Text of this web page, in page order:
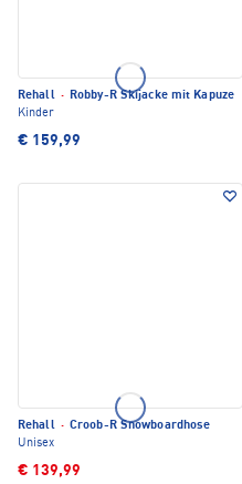
Rehall · Robby-R Skijacke mit Kapuze
Kinder
€ 159,99
Rehall · Croob-R Snowboardhose
Unisex
€ 139,99